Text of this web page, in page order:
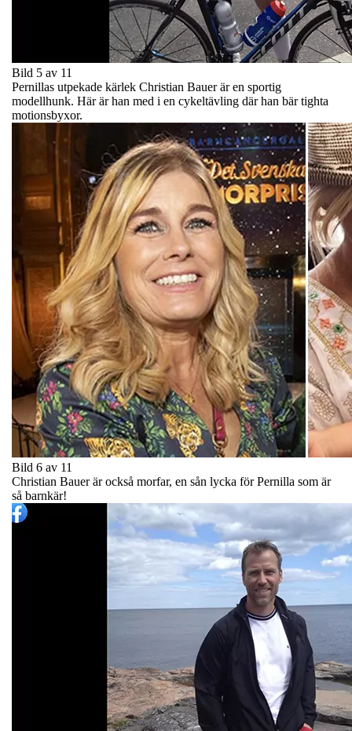
Bild 5 av 11
Pernillas utpekade kärlek Christian Bauer är en sportig
modellhunk. Här är han med i en cykeltävling där han bär tighta
motionsbyxor.
Bild 6 av 11
Christian Bauer är också morfar, en sån lycka för Pernilla som är
så barnkär!